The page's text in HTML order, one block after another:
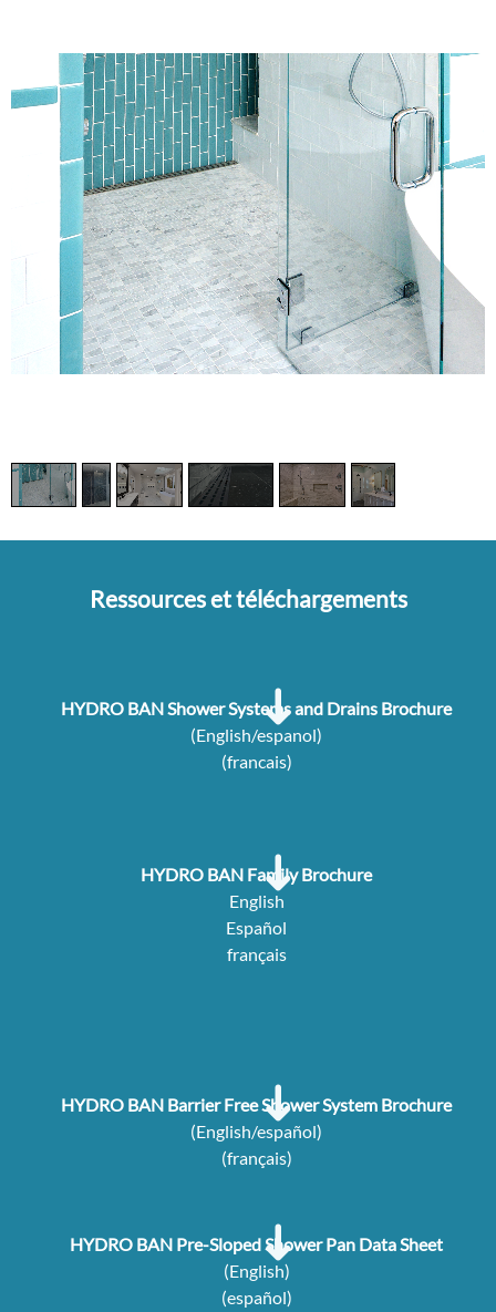
Ressources et téléchargements
HYDRO BAN Shower Systems and Drains Brochure
(English/espanol)
(francais)
HYDRO BAN Family Brochure
English
Español
français
HYDRO BAN Barrier Free Shower System Brochure
(English/español)
(français)
HYDRO BAN Pre-Sloped Shower Pan Data Sheet
(English)
(español)